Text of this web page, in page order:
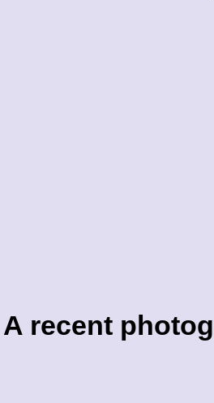
A recent